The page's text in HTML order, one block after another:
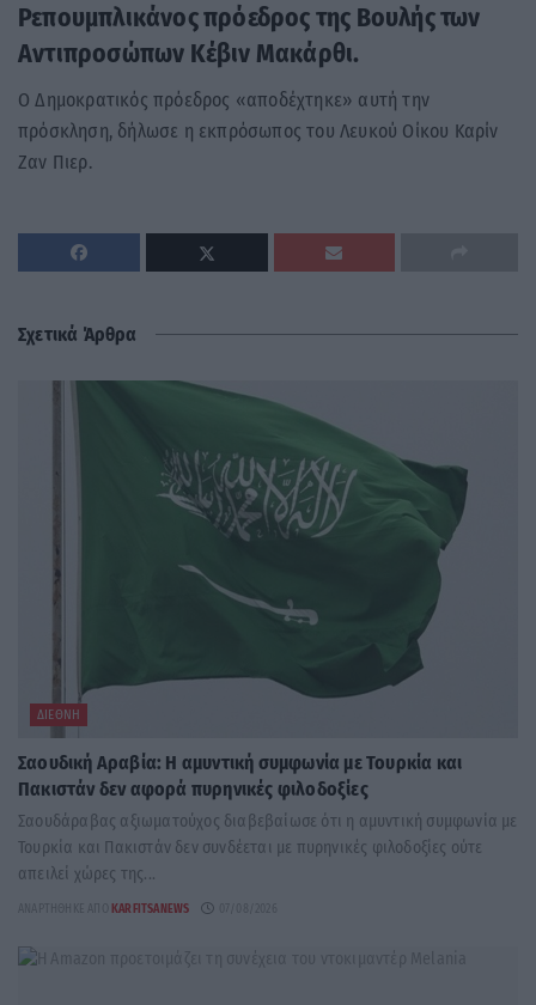
Ρεπουμπλικάνος πρόεδρος της Βουλής των
Αντιπροσώπων Κέβιν Μακάρθι.
Ο Δημοκρατικός πρόεδρος «αποδέχτηκε» αυτή την
πρόσκληση, δήλωσε η εκπρόσωπος του Λευκού Οίκου Καρίν
Ζαν Πιερ.
Σχετικά Άρθρα
ΔΙΕΘΝΉ
Σαουδική Αραβία: Η αμυντική συμφωνία με Τουρκία και
Πακιστάν δεν αφορά πυρηνικές φιλοδοξίες
Σαουδάραβας αξιωματούχος διαβεβαίωσε ότι η αμυντική συμφωνία με
Τουρκία και Πακιστάν δεν συνδέεται με πυρηνικές φιλοδοξίες ούτε
απειλεί χώρες της...
ΑΝΑΡΤΉΘΗΚΕ ΑΠΌ KARFITSANEWS